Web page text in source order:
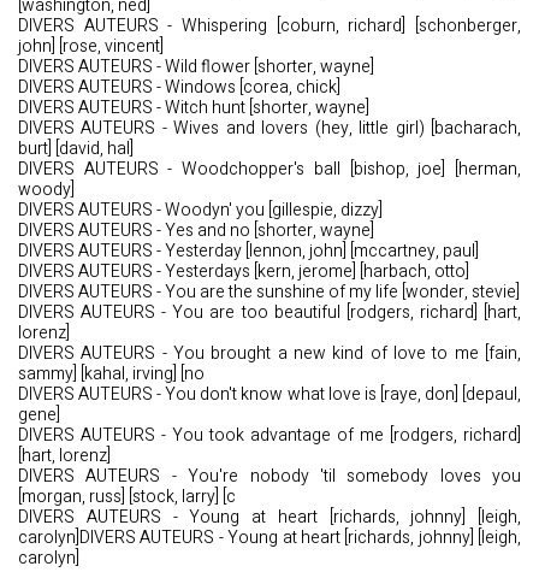
[washington, ned]
DIVERS AUTEURS - Whispering [coburn, richard] [schonberger,
john] [rose, vincent]
DIVERS AUTEURS - Wild flower [shorter, wayne]
DIVERS AUTEURS - Windows [corea, chick]
DIVERS AUTEURS - Witch hunt [shorter, wayne]
DIVERS AUTEURS - Wives and lovers (hey, little girl) [bacharach,
burt] [david, hal]
DIVERS AUTEURS - Woodchopper's ball [bishop, joe] [herman,
woody]
DIVERS AUTEURS - Woodyn' you [gillespie, dizzy]
DIVERS AUTEURS - Yes and no [shorter, wayne]
DIVERS AUTEURS - Yesterday [lennon, john] [mccartney, paul]
DIVERS AUTEURS - Yesterdays [kern, jerome] [harbach, otto]
DIVERS AUTEURS - You are the sunshine of my life [wonder, stevie]
DIVERS AUTEURS - You are too beautiful [rodgers, richard] [hart,
lorenz]
DIVERS AUTEURS - You brought a new kind of love to me [fain,
sammy] [kahal, irving] [no
DIVERS AUTEURS - You don't know what love is [raye, don] [depaul,
gene]
DIVERS AUTEURS - You took advantage of me [rodgers, richard]
[hart, lorenz]
DIVERS AUTEURS - You're nobody 'til somebody loves you
[morgan, russ] [stock, larry] [c
DIVERS AUTEURS - Young at heart [richards, johnny] [leigh,
carolyn]DIVERS AUTEURS - Young at heart [richards, johnny] [leigh,
carolyn]